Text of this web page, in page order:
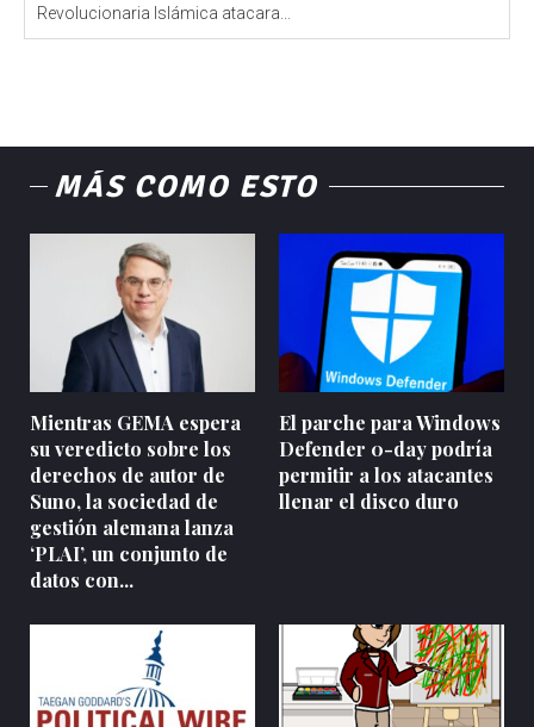
Revolucionaria Islámica atacara...
MÁS COMO ESTO
Mientras GEMA espera
su veredicto sobre los
derechos de autor de
Suno, la sociedad de
gestión alemana lanza
‘PLAI’, un conjunto de
datos con...
El parche para Windows
Defender 0-day podría
permitir a los atacantes
llenar el disco duro